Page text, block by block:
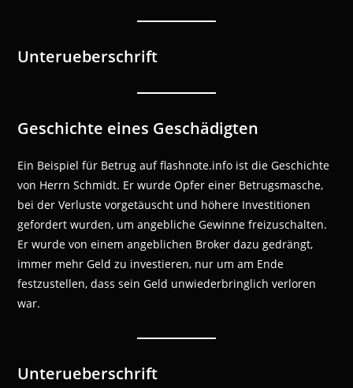
Unterueberschrift
Geschichte eines Geschädigten
Ein Beispiel für Betrug auf flashnote.info ist die Geschichte
von Herrn Schmidt. Er wurde Opfer einer Betrugsmasche,
bei der Verluste vorgetäuscht und höhere Investitionen
gefordert wurden, um angebliche Gewinne freizuschalten.
Er wurde von einem angeblichen Broker dazu gedrängt,
immer mehr Geld zu investieren, nur um am Ende
festzustellen, dass sein Geld unwiederbringlich verloren
war.
Unterueberschrift